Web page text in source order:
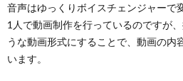
音声はゆっくりボイスチェンジャーで
1人で動画制作を行っているのですが
うな動画形式にすることで、動画の内
います。